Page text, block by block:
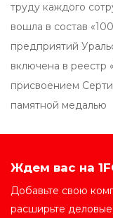
труду каждого
вошла в состав
предприятий
включена в реестр
присвоением
памятной медалью
Ждем вас на
Добавьте свою
расширьте